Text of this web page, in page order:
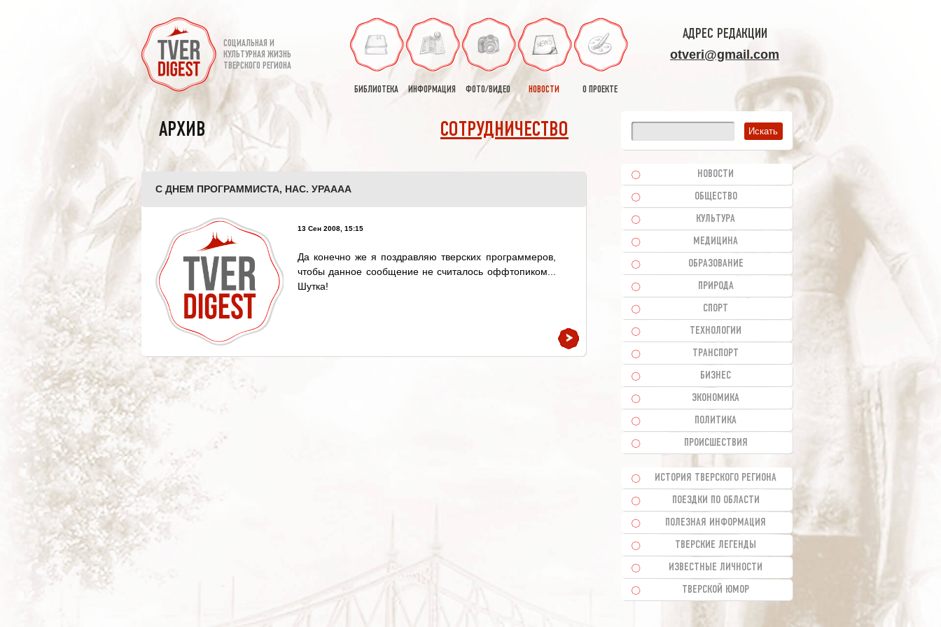
СОЦИАЛЬНАЯ И
КУЛЬТУРНАЯ ЖИЗНЬ
ТВЕРСКОГО РЕГИОНА
БИБЛИОТЕКА ИНФОРМАЦИЯ ФОТО/ВИДЕО НОВОСТИ О ПРОЕКТЕ
АДРЕС РЕДАКЦИИ
otveri@gmail.com
АРХИВ СОТРУДНИЧЕСТВО
С ДНЕМ ПРОГРАММИСТА, НАС. УРАААА
13 Сен 2008, 15:15
Да конечно же я поздравляю тверских программеров,
чтобы данное сообщение не считалось оффтопиком...
Шутка!
НОВОСТИ
ОБЩЕСТВО
КУЛЬТУРА
МЕДИЦИНА
ОБРАЗОВАНИЕ
ПРИРОДА
СПОРТ
ТЕХНОЛОГИИ
ТРАНСПОРТ
БИЗНЕС
ЭКОНОМИКА
ПОЛИТИКА
ПРОИСШЕСТВИЯ
ИСТОРИЯ ТВЕРСКОГО РЕГИОНА
ПОЕЗДКИ ПО ОБЛАСТИ
ПОЛЕЗНАЯ ИНФОРМАЦИЯ
ТВЕРСКИЕ ЛЕГЕНДЫ
ИЗВЕСТНЫЕ ЛИЧНОСТИ
ТВЕРСКОЙ ЮМОР